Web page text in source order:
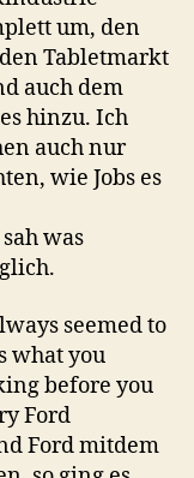
um, den
Tabletmarkt
auch dem
hinzu. Ich
auch nur
wie Jobs es
was
seemed to
what you
before you
Ford
Ford mitdem